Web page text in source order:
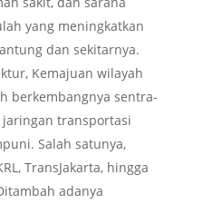
yang meningkatkan
dan sekitarnya.
Kemajuan wilayah
berkembangnya sentra-
transportasi
Salah satunya,
TransJakarta, hingga
adanya